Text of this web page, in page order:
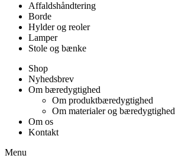
Affaldshåndtering
Borde
Hylder og reoler
Lamper
Stole og bænke
Shop
Nyhedsbrev
Om bæredygtighed
Om produktbæredygtighed
Om materialer og bæredygtighed
Om os
Kontakt
Menu